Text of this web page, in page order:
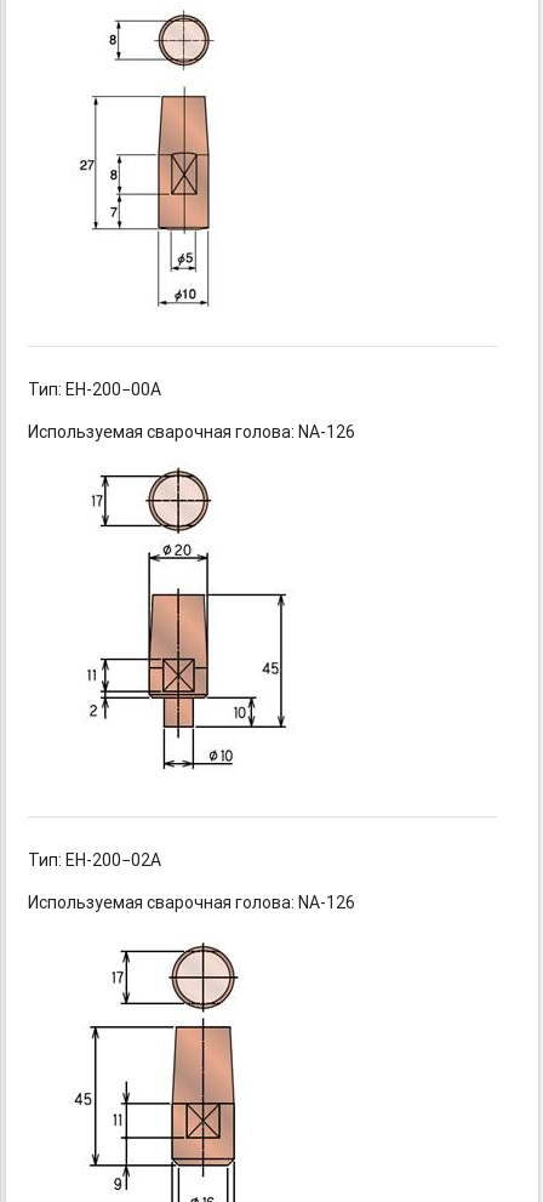
Тип: EH-200−00A
Используемая сварочная голова: NA-126
Тип: EH-200−02А
Используемая сварочная голова: NA-126